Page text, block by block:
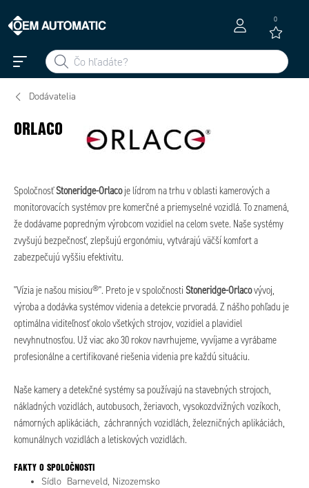
0
Dodávatelia
ORLACO
SpoločnosťStoneridge-Orlacoje lídrom na trhu v oblasti kamerových a
monitorovacích systémov pre komerčné a priemyselné vozidlá. To znamená,
že dodávame popredným výrobcom vozidiel na celom svete. Naše systémy
zvyšujú bezpečnosť, zlepšujú ergonómiu, vytvárajú väčší komfort a
zabezpečujú vyššiu efektivitu.
"Vízia je našou misiou®". Preto je v spoločnosti Stoneridge-Orlacovývoj,
výroba a dodávka systémov videnia a detekcie prvoradá. Z nášho pohľadu je
optimálna viditeľnosť okolo všetkých strojov, vozidiel a plavidiel
nevyhnutnosťou. Už viac ako 30 rokov navrhujeme, vyvíjame a vyrábame
profesionálne a certifikované riešenia videnia pre každú situáciu.
Naše kamery a detekčné systémy sa používajú na stavebných strojoch,
nákladných vozidlách, autobusoch, žeriavoch, vysokozdvižných vozíkoch,
námorných aplikáciách, záchranných vozidlách, železničných aplikáciách,
komunálnych vozidlách a letiskových vozidlách.
FAKTY O SPOLOČNOSTI
Sídlo Barneveld, Nizozemsko